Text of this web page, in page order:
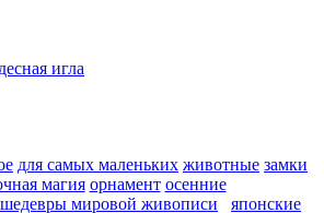
для самых маленьких животные замки
магия орнамент осенние
шедевры мировой живописи японские